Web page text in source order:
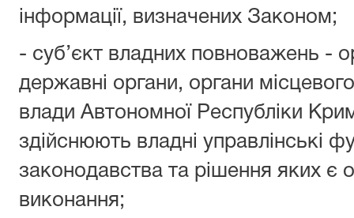
інформації, визначених Законом;
- суб’єкт владних повноважень -
державні органи, органи
влади Автономної Республіки
здійснюють владні управлінські
законодавства та рішення яких є
виконання;